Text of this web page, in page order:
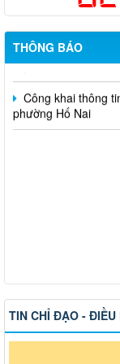
THÔNG BÁO
việc
TIN CHỈ ĐẠO - ĐIỀU